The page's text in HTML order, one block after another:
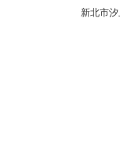
新北市